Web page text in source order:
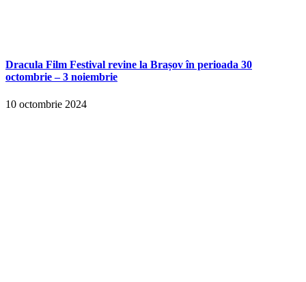
Dracula Film Festival revine la Brașov în perioada 30
octombrie – 3 noiembrie
10 octombrie 2024